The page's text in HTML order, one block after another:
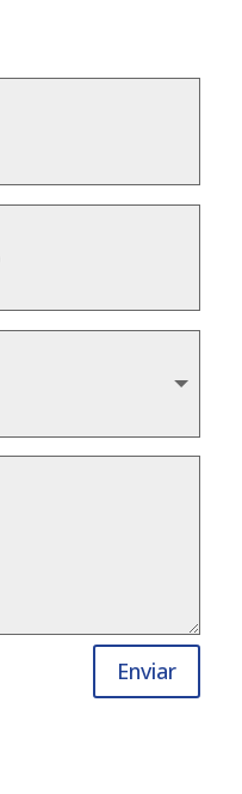
Enviar